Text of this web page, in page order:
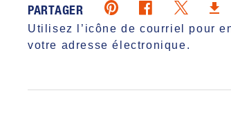
PARTAGER Pinterest (opens in new
Facebook (opens
Twitter
Utilisez l’icône de courriel pour
votre adresse électronique.